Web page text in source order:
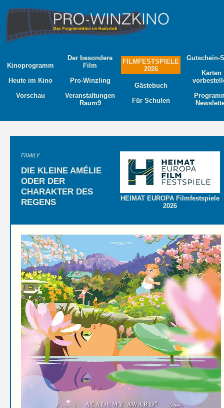
Kinoprogramm
Heute im Kino
Vorschau
Der besondere
Film
Pro-Winzling
Veranstaltungen
Raum9
FILMFESTSPIELE
2026
Gästebuch
Für Schulen
Gutschein-
Karten
FAMILY
DIE KLEINE AMÉLIE
ODER DER
CHARAKTER DES
REGENS
HEIMAT EUROPA Filmfestspiele
2026